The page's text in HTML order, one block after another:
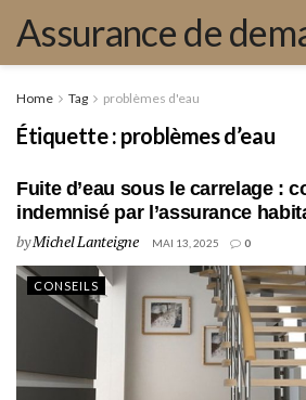
Assurance de
Home Tag problèmes d'eau
Étiquette : problèmes d’eau
Fuite d’eau sous le carrelage :
indemnisé par l’assurance
byMichel Lanteigne MAI 13, 2025 0
CONSEILS